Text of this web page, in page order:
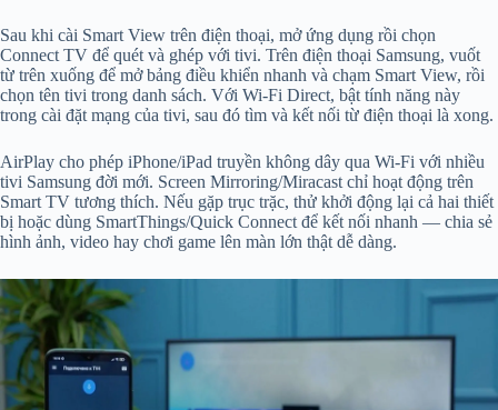
Sau khi cài Smart View trên điện thoại, mở ứng dụng rồi chọn
Connect TV để quét và ghép với tivi. Trên điện thoại Samsung, vuốt
từ trên xuống để mở bảng điều khiển nhanh và chạm Smart View, rồi
chọn tên tivi trong danh sách. Với Wi‑Fi Direct, bật tính năng này
trong cài đặt mạng của tivi, sau đó tìm và kết nối từ điện thoại là xong.
AirPlay cho phép iPhone/iPad truyền không dây qua Wi‑Fi với nhiều
tivi Samsung đời mới. Screen Mirroring/Miracast chỉ hoạt động trên
Smart TV tương thích. Nếu gặp trục trặc, thử khởi động lại cả hai thiết
bị hoặc dùng SmartThings/Quick Connect để kết nối nhanh — chia sẻ
hình ảnh, video hay chơi game lên màn lớn thật dễ dàng.